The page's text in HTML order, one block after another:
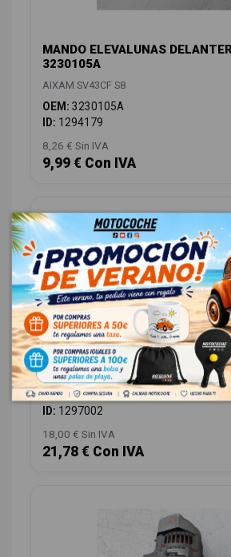
MANDO ELEVALUNAS
3230105A
AIXAM SV43CF S8
OEM: 3230105A
ID: 1294179
8,26 € Sin IVA
9,99 € Con IVA
SISTEMA AUDIO / RADIO CD
AIXAM SV43CF S8
OEM: CDE120R
ID: 1297002
18,00 € Sin IVA
21,78 € Con IVA